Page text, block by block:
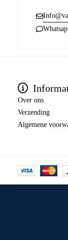
Over ons
Verzending
Algemene